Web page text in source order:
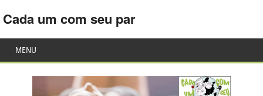
Cada um com seu par
MENU